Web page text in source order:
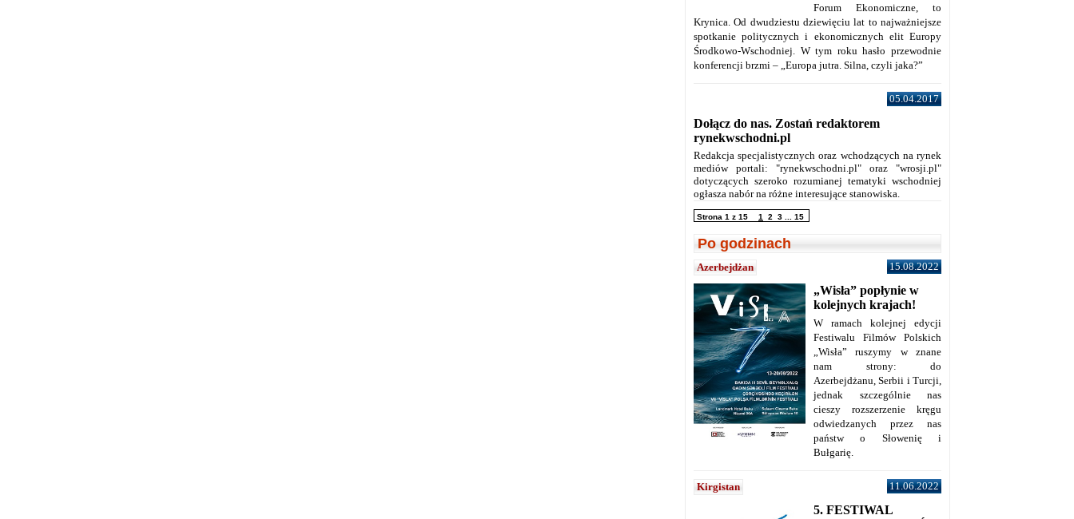
Forum Ekonomiczne, to
Krynica. Od dwudziestu dziewięciu lat to najważniejsze
spotkanie politycznych i ekonomicznych elit Europy
Środkowo-Wschodniej. W tym roku hasło przewodnie
konferencji brzmi – „Europa jutra. Silna, czyli jaka?”
05.04.2017
Dołącz do nas. Zostań redaktorem
rynekwschodni.pl
Redakcja specjalistycznych oraz wchodzących na rynek
mediów portali: "rynekwschodni.pl" oraz "wrosji.pl"
dotyczących szeroko rozumianej tematyki wschodniej
ogłasza nabór na różne interesujące stanowiska.
Strona 1 z 15 1 2 3 15
Po godzinach
Azerbejdżan 15.08.2022
„Wisła” popłynie w
kolejnych krajach!
W ramach kolejnej edycji
Festiwalu Filmów Polskich
„Wisła” ruszymy w znane
nam strony: do
Azerbejdżanu, Serbii i Turcji,
jednak szczególnie nas
cieszy rozszerzenie kręgu
odwiedzanych przez nas
państw o Słowenię i
Bułgarię.
Kirgistan 11.06.2022
5. FESTIWAL